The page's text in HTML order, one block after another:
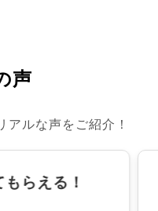
声
アルな声をご紹介！
らえる！